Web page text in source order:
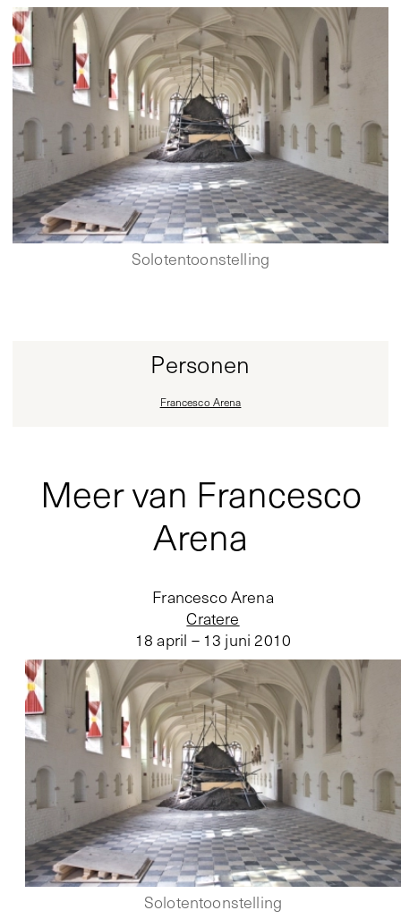
Solotentoonstelling
Personen
Francesco Arena
Meer van Francesco
Arena
Cratere
Francesco Arena
18 april – 13 juni 2010
Solotentoonstelling